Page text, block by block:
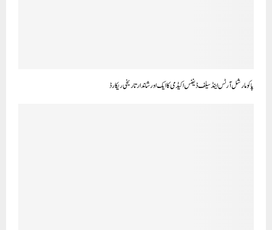
پاکو مارشل آرٹس اینڈ سیلف ڈیفنس اکیڈمی کا ایک اور شاندار تاریخی ریکارڈ